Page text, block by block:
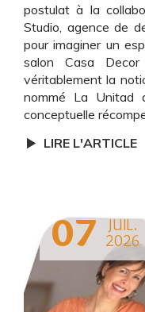
postulat à la
Studio, agence de
pour imaginer un
salon Casa
véritablement la
nommé La Unitad
conceptuelle
LIRE L'ARTICLE
07
JUIL.
2026